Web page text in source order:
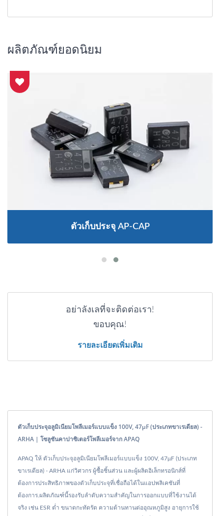
ผลิตภัณฑ์ยอดนิยม
ตัวเก็บประจุ AP-CAP
อย่าลังเลที่จะติดต่อเรา!
ขอบคุณ!
รายละเอียดเพิ่มเติม
ตัวเก็บประจุอลูมิเนียมโพลีเมอร์แบบแข็ง 100V, 47μF (ประเภทขาเรเดียล) -
ARHA | โซลูชันคาปาซิเตอร์โพลีเมอร์จาก APAQ
APAQ ให้ ตัวเก็บประจุอลูมิเนียมโพลีเมอร์แบบแข็ง 100V, 47μF (ประเภท
ขาเรเดียล) - ARHA แก่วิศวกร ผู้ซื้อชิ้นส่วน และผู้ผลิตอิเล็กทรอนิกส์ที่
ต้องการประสิทธิภาพของตัวเก็บประจุที่เชื่อถือได้ในแอปพลิเคชันที่
ต้องการ.ผลิตภัณฑ์นี้รองรับลำดับความสำคัญในการออกแบบที่ใช้งานได้
จริง เช่น ESR ต่ำ ขนาดกะทัดรัด ความต้านทานต่ออุณหภูมิสูง อายุการใช้